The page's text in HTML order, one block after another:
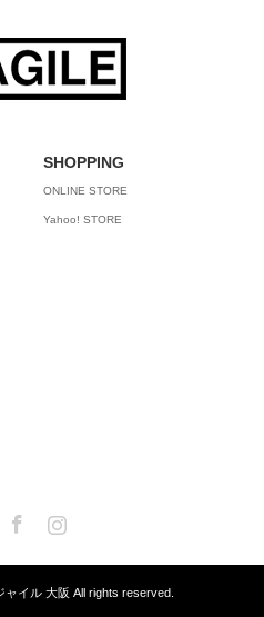
SHOPPING
ONLINE STORE
Yahoo! STORE
Twitter Facebook
ャイル 大阪 All rights reserved.